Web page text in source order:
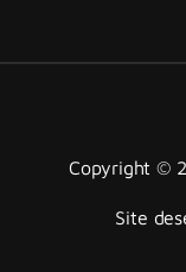
Copyright ©
Site